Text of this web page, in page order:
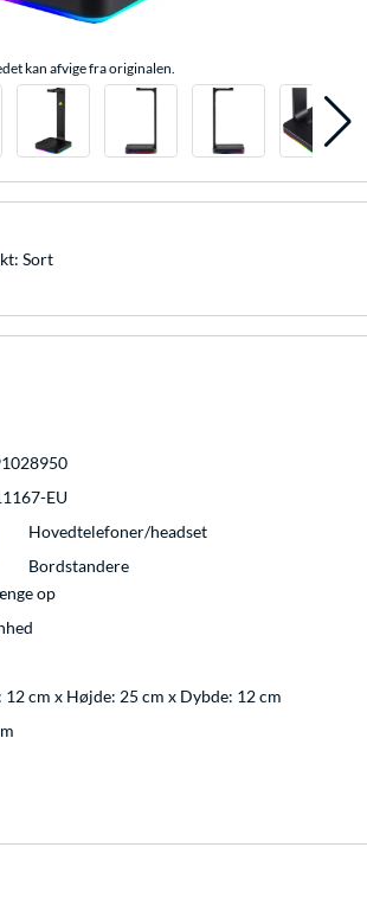
kan afvige fra originalen.
Sort
EU
Hovedtelefoner/headset
Bordstandere
op
12 cm x Højde: 25 cm x Dybde: 12 cm